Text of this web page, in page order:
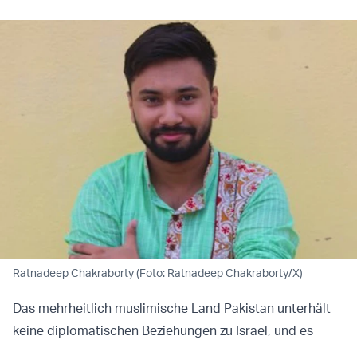
Ratnadeep Chakraborty (Foto: Ratnadeep Chakraborty/X)
Das mehrheitlich muslimische Land Pakistan unterhält
keine diplomatischen Beziehungen zu Israel, und es